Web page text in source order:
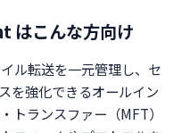
はこんな方向け
ル転送を一元管理し、セ
を強化できるオールイン
トランスファー（MFT）